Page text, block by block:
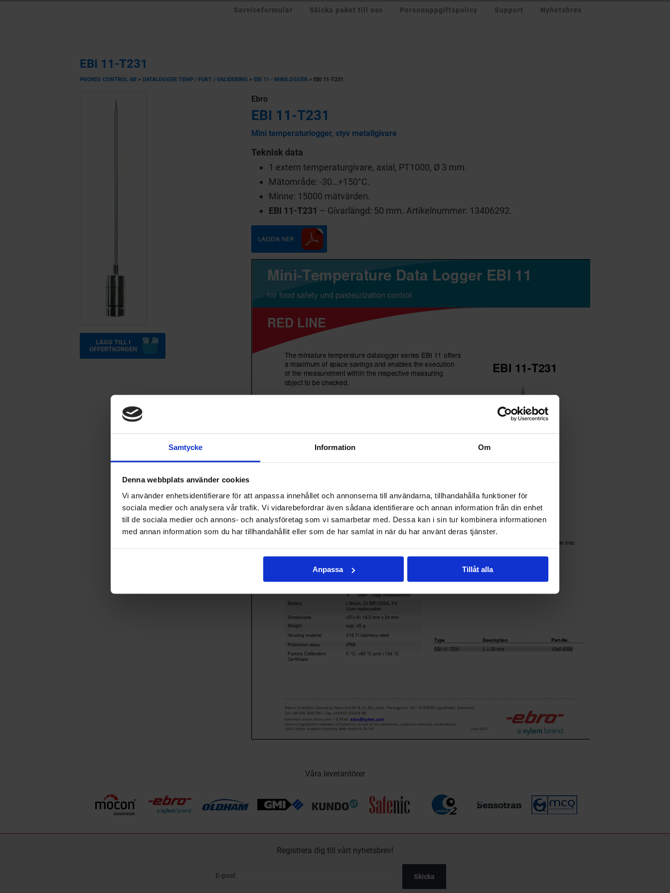
Samtycke Information Om
Denna webbplats använder cookies
Vi använder enhetsidentifierare för att anpassa innehållet och annonserna till användarna, tillhandahålla funktioner för
sociala medier och analysera vår trafik. Vi vidarebefordrar även sådana identifierare och annan information från din enhet
till de sociala medier och annons- och analysföretag som vi samarbetar med. Dessa kan i sin tur kombinera informationen
med annan information som du har tillhandahållit eller som de har samlat in när du har använt deras tjänster.
Anpassa Tillåt alla
Serviceformulär Skicka paket till oss Personuppgiftspolicy Support Nyhetsbrev
EBI 11-T231
PROREG CONTROL AB > DATALOGGER TEMP / FUKT / VALIDERING > EBI 11 - MINILOGGER > EBI 11-T231
LÄGG TILL I
OFFERTKORGEN
Ebro
EBI 11-T231
Mini temperaturlogger, styv metallgivare
Teknisk data
1 extern temperaturgivare, axial, PT1000, Ø 3 mm.
Mätområde: -30…+150°C.
Minne: 15000 mätvärden.
EBI 11-T231 – Givarlängd: 50 mm. Artikelnummer: 13406292.
Våra leverantörer
Registrera dig till vårt nyhetsbrev!
Skicka